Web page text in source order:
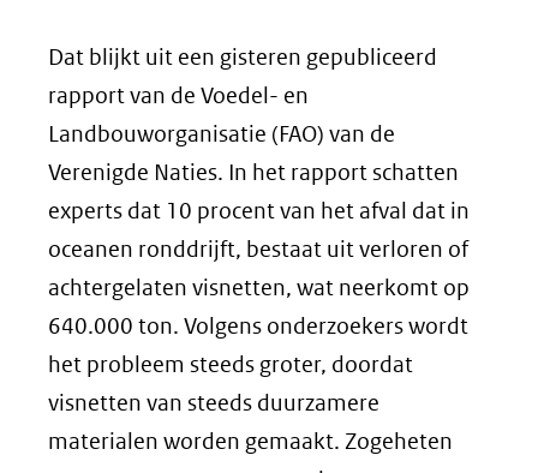
Dat blijkt uit een gisteren gepubliceerd
rapport van de Voedel- en
Landbouworganisatie (FAO) van de
Verenigde Naties. In het rapport schatten
experts dat 10 procent van het afval dat in
oceanen ronddrijft, bestaat uit verloren of
achtergelaten visnetten, wat neerkomt op
640.000 ton. Volgens onderzoekers wordt
het probleem steeds groter, doordat
visnetten van steeds duurzamere
materialen worden gemaakt. Zogeheten